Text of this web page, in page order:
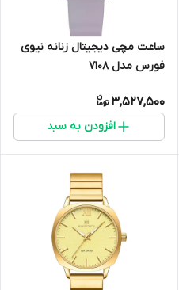
ساعت مچی دیجیتال زنانه نیوی
فورس مدل 7108
3,527,500
افزودن به سبد